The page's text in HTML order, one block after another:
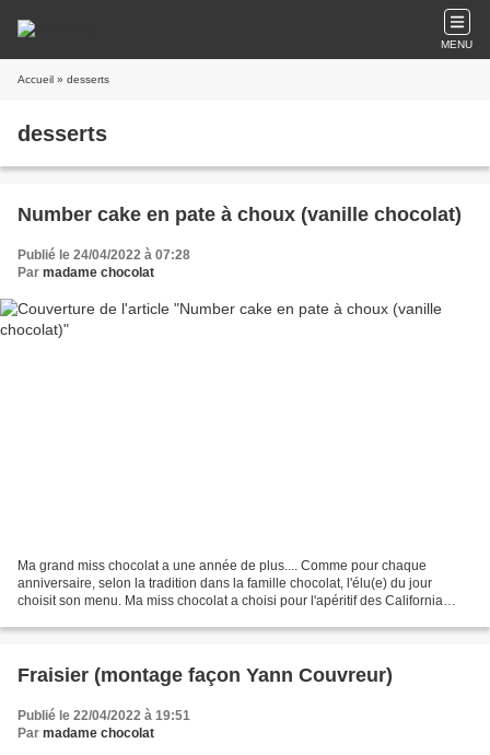
MENU
Accueil » desserts
desserts
Number cake en pate à choux (vanille chocolat)
Publié le 24/04/2022 à 07:28
Par madame chocolat
Ma grand miss chocolat a une année de plus.... Comme pour chaque
anniversaire, selon la tradition dans la famille chocolat, l'élu(e) du jour
choisit son menu. Ma miss chocolat a choisi pour l'apéritif des California
Fraisier (montage façon Yann Couvreur)
Publié le 22/04/2022 à 19:51
Par madame chocolat